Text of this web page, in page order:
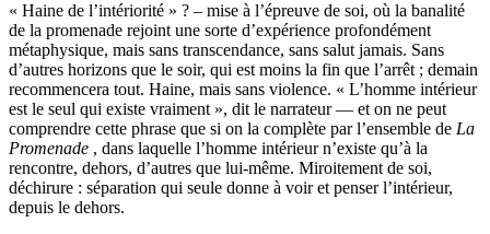
« Haine de l’intériorité » ? – mise à l’épreuve de soi, où la banalité
de la promenade rejoint une sorte d’expérience profondément
métaphysique, mais sans transcendance, sans salut jamais. Sans
d’autres horizons que le soir, qui est moins la fin que l’arrêt ; demain
recommencera tout. Haine, mais sans violence. « L’homme intérieur
est le seul qui existe vraiment », dit le narrateur — et on ne peut
comprendre cette phrase que si on la complète par l’ensemble de La
Promenade , dans laquelle l’homme intérieur n’existe qu’à la
rencontre, dehors, d’autres que lui-même. Miroitement de soi,
déchirure : séparation qui seule donne à voir et penser l’intérieur,
depuis le dehors.